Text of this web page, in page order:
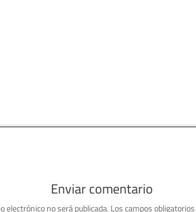
Enviar comentario
electrónico no será publicada. Los campos